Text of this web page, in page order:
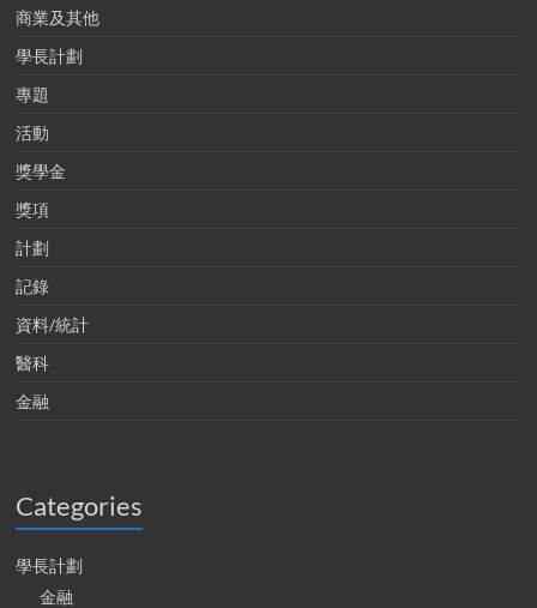
商業及其他
學長計劃
專題
活動
獎學金
獎項
計劃
記錄
資料/統計
醫科
金融
Categories
學長計劃
金融